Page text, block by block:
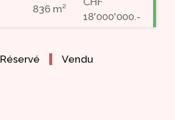
836 m²
18'000'000.-
Réservé Vendu